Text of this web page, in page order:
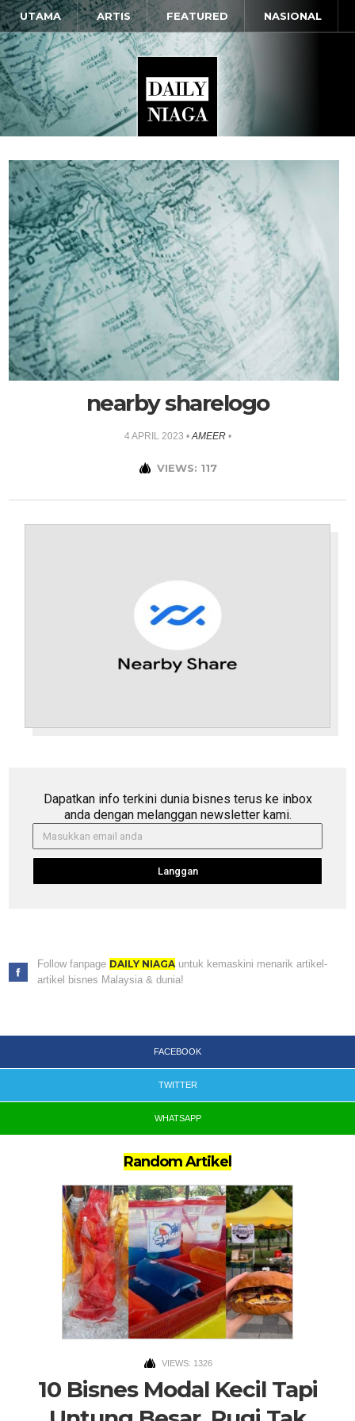
UTAMA ARTIS FEATURED NASIONAL
nearby sharelogo
4 APRIL 2023 •AMEER•
VIEWS: 117
Dapatkan info terkini dunia bisnes terus ke inbox
anda dengan melanggan newsletter kami.
Langgan
Follow fanpage DAILY NIAGAuntuk kemaskini menarik artikel-
artikel bisnes Malaysia & dunia!
FACEBOOK
TWITTER
WHATSAPP
Random Artikel
VIEWS: 1326
10 Bisnes Modal Kecil Tapi